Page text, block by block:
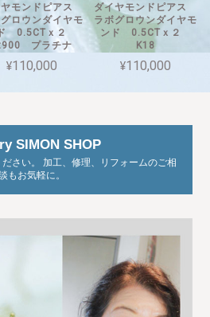
ヤモンドピアス
ロウンダイヤモ
0.5CTｘ２
プラチナ
¥110,000
ダイヤモンドピアス
ラボグロウンダイヤモ
ンド 0.5CTｘ２
K18
¥110,000
SIMON SHOP
さい。 加工、修理、リフォームのご相
もお気軽に。